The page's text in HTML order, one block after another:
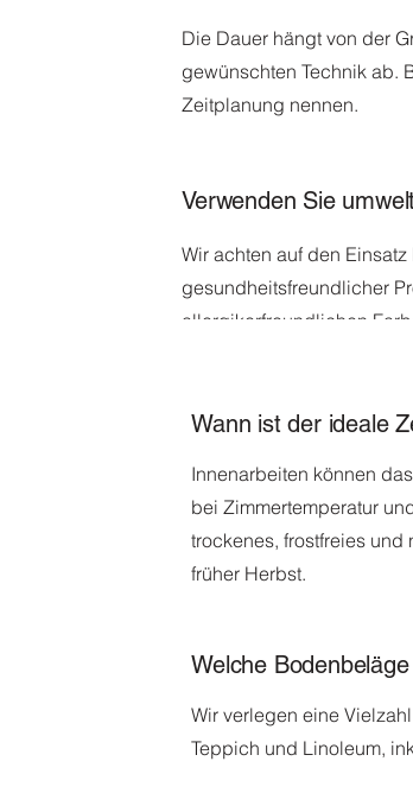
Die Dauer hängt von der
gewünschten Technik ab.
Zeitplanung nennen.
Verwenden Sie
Wir achten auf den
gesundheitsfreundlicher
allergikerfreundlichen
Wann ist der ideale
Innenarbeiten können
bei Zimmertemperatur
trockenes, frostfreies und
früher Herbst.
Welche
Wir verlegen eine
Teppich und Linoleum,